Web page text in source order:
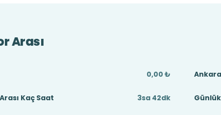
Arası
0,00 ₺
Kaç Saat 3sa 42dk Günlük